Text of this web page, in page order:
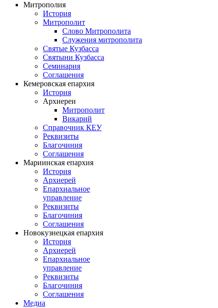
Митрополия
История
Митрополит
Слово Митрополита
Служения митрополита
Святые Кузбасса
Святыни Кузбасса
Семинария
Соглашения
Кемеровская епархия
История
Архиереи
Митрополит
Викарий
Справочник КЕУ
Реквизиты
Благочиния
Соглашения
Мариинская епархия
История
Архиерей
Епархиальное
управление
Реквизиты
Благочиния
Соглашения
Новокузнецкая епархия
История
Архиерей
Епархиальное
управление
Реквизиты
Благочиния
Соглашения
Медиа